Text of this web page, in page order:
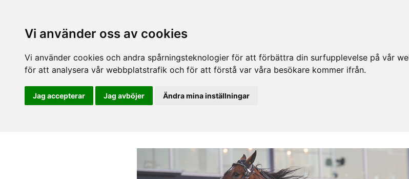
Vi använder oss av cookies
Vi använder cookies och andra spårningsteknologier för att förbättra din surfupplevelse på vår
för att analysera vår webbplatstrafik och för att förstå var våra besökare kommer ifrån.
Jag accepterar Jag avböjer Ändra mina inställningar